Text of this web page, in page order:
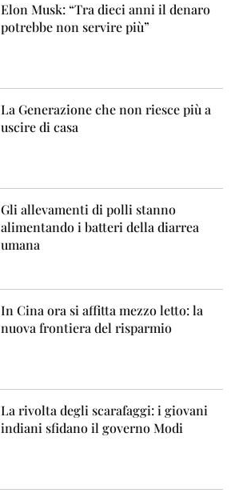
Elon Musk: “Tra dieci anni il denaro
potrebbe non servire più”
La Generazione che non riesce più a
uscire di casa
Gli allevamenti di polli stanno
alimentando i batteri della diarrea
umana
In Cina ora si affitta mezzo letto: la
nuova frontiera del risparmio
La rivolta degli scarafaggi: i giovani
indiani sfidano il governo Modi